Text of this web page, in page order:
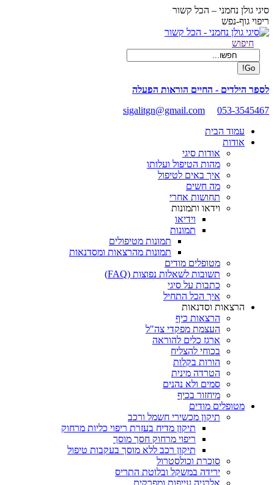
Skip
to
content
סיגי גולן נחמני – הכל קשור
ריפוי גוף-נפש
Facebook
opens
new
window
Search:
חיפוש
לספר הילדים - החיים הוראות הפעלה
sigalitgn@gmail.com
053-3545467
עמוד הבית
אודות
אודות סיגי
מהות הטיפול ועלותו
איך באים לטיפול
מה חשים
תחושות אחרי
וידאו ותמונות
וידיאו
תמונות
תמונות מטיפולים
תמונות מהרצאות ומסדנאות
מטופלים מודים
תשובות לשאלות נפוצות (FAQ)
כתבות על סיגי
איך הכל התחיל
הרצאות וסדנאות
הרצאות כיף
העצמת מפקדי צה"ל
ארגז כלים להוראה
בכוחי להצליח
הורות בקלות
הטרדה מינית
סמים ולא נהנים
מיחזור בכיף
מטופלים מודים
תיקון מכשירי חשמל ורכב
תיקון מדיח בעזרת ריפוי כליות מרחוק
ריפוי מרחוק חסך מוסך
תיקון רכב ללא מוסך בעקבות טיפול
סוכרת וכולסטרול
ירידה במשקל ובלוטת התריס
אלרגיה עייפות ומפרקים